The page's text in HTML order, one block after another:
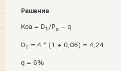
Решение:
Коа = D1 /Po + q
D1 = 4 * (1 + 0,06) = 4,24
q = 6%